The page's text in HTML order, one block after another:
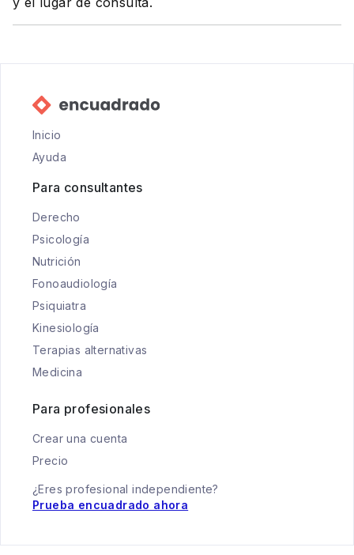
Inicio
Ayuda
Para consultantes
Derecho
Psicología
Nutrición
Fonoaudiología
Psiquiatra
Kinesiología
Terapias alternativas
Medicina
Para profesionales
Crear una cuenta
Precio
¿Eres profesional independiente?
Prueba encuadrado ahora